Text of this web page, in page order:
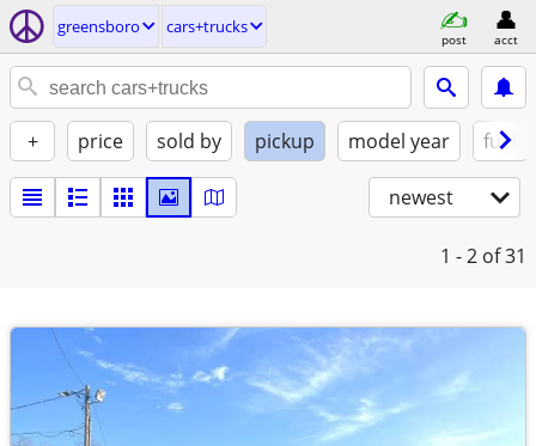
greensboro cars+trucks
post acct
+ price sold by pickup model year fuel
newest
1 - 2 of 31